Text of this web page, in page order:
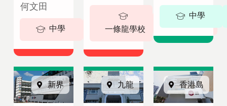
何文田
中學 5-19歲
一條龍學校
5-18 歲
中學
新界 九龍 香港島